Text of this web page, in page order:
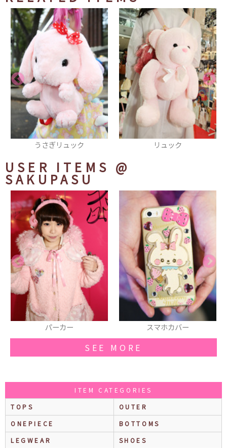
リュック マフラー
USER ITEMS @
SAKUPASU
スマホカバー 缶バッヂ
SEE MORE
ITEM CATEGORIES
TOPS
OUTER
ONEPIECE
BOTTOMS
LEGWEAR
SHOES